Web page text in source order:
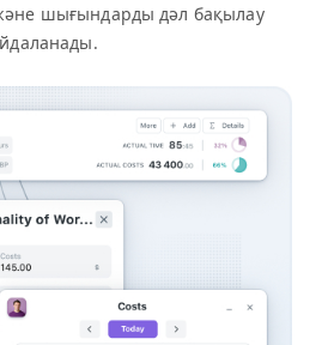
шығындарды дәл бақылау